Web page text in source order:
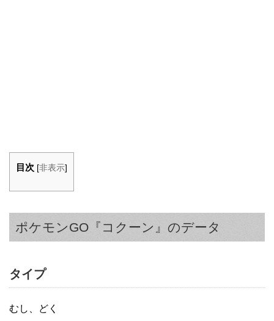
目次 [非表示]
ポケモンGO『コクーン』のデータ
タイプ
むし、どく